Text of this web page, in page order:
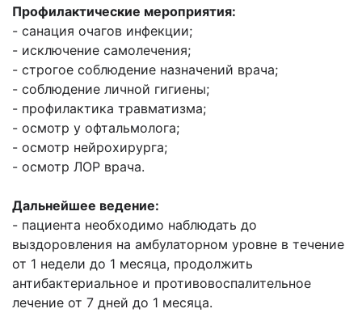
Профилактические мероприятия:
- санация очагов инфекции;
- исключение самолечения;
- строгое соблюдение назначений врача;
- соблюдение личной гигиены;
- профилактика травматизма;
- осмотр у офтальмолога;
- осмотр нейрохирурга;
- осмотр ЛОР врача.
Дальнейшее ведение:
- пациента необходимо наблюдать до
выздоровления на амбулаторном уровне в течение
от 1 недели до 1 месяца, продолжить
антибактериальное и противовоспалительное
лечение от 7 дней до 1 месяца.